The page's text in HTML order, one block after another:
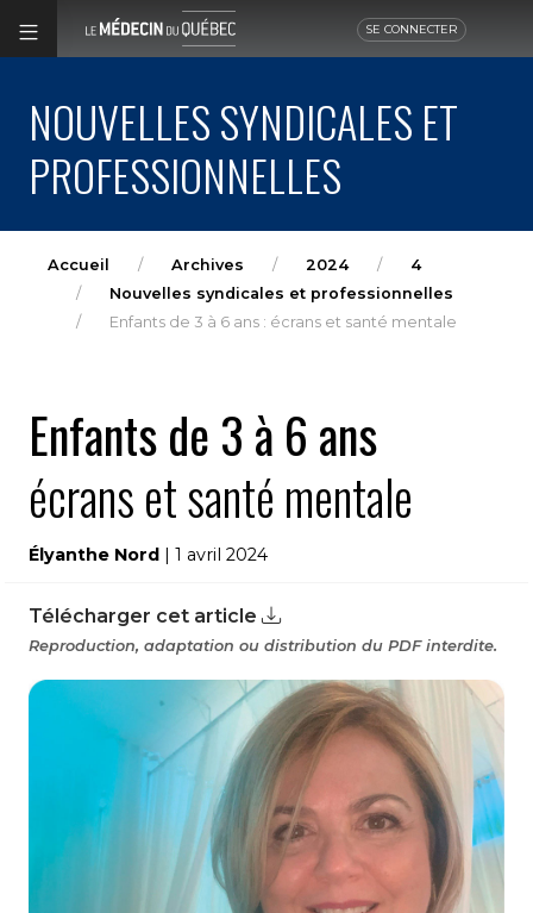
SE CONNECTER
NOUVELLES SYNDICALES ET
PROFESSIONNELLES
Accueil Archives 2024
4
Nouvelles syndicales et professionnelles
Enfants de 3 à 6 ans : écrans et santé mentale
Enfants de 3 à 6 ans
écrans et santé mentale
Élyanthe Nord | 1 avril 2024
Télécharger cet article
Reproduction, adaptation ou distribution du PDF interdite.